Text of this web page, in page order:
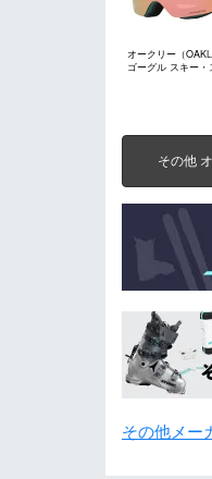
オークリー（
ゴーグル スキー・
その他
その他メー